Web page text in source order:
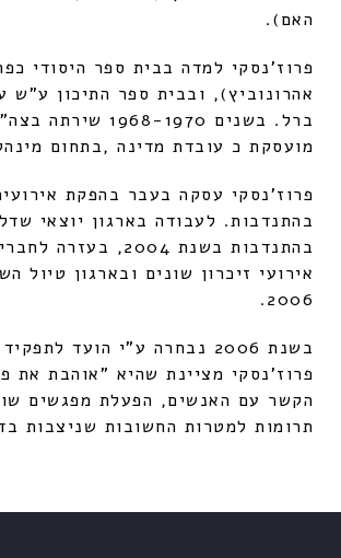
האם).
פרוז'נסקי למדה בבית ספר היסודי
אהרונוביץ), ובבית ספר התיכון ע"ש
ברל. בשנים 1968-1970
מועסקת כ עובדת מדינה ,בתחום
פרוז'נסקי עסקה בעבר בהפקת
בהתנדבות. לעבודה בארגון יוצאי
בהתנדבות בשנת 2004,
אירועי זיכרון שונים ובארגון טיול
2006.
בשנת 2006 נבחרה ע"י הועד
פרוז'נסקי מציינת שהיא "אוהבת את
הקשר עם האנשים, הפעלת מפגשים
תרומות למטרות החשובות שניצבות